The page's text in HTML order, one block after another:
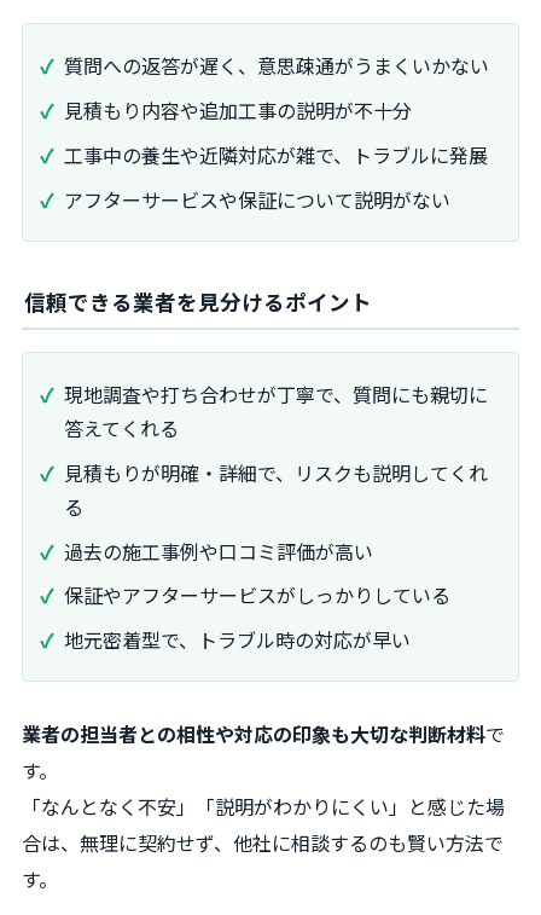
質問への返答が遅く、意思疎通がうまくいかない
見積もり内容や追加工事の説明が不十分
工事中の養生や近隣対応が雑で、トラブルに発展
アフターサービスや保証について説明がない
信頼できる業者を見分けるポイント
現地調査や打ち合わせが丁寧で、質問にも親切に
答えてくれる
見積もりが明確・詳細で、リスクも説明してくれ
る
過去の施工事例や口コミ評価が高い
保証やアフターサービスがしっかりしている
地元密着型で、トラブル時の対応が早い
業者の担当者との相性や対応の印象も大切な判断材料で
す。
「なんとなく不安」「説明がわかりにくい」と感じた場
合は、無理に契約せず、他社に相談するのも賢い方法で
す。